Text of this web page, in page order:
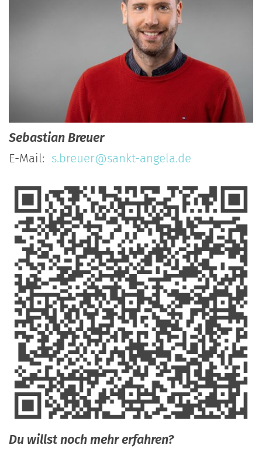
SebastianBreuer
E-Mail: s.breuer@sankt-angela.de
Du willst noch mehr erfahren?